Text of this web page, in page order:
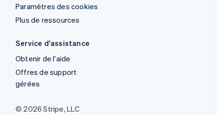
Paramètres des cookies
Plus de ressources
Service d'assistance
Obtenir de l'aide
Offres de support
gérées
© 2026 Stripe, LLC